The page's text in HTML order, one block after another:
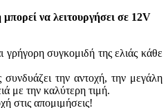
μπορεί να λειτουργήσει σε 12V
γρήγορη συγκομιδή της ελιάς κάθε
την αντοχή, την μεγάλη
με την καλύτερη τιμή.
στις απομιμήσεις!